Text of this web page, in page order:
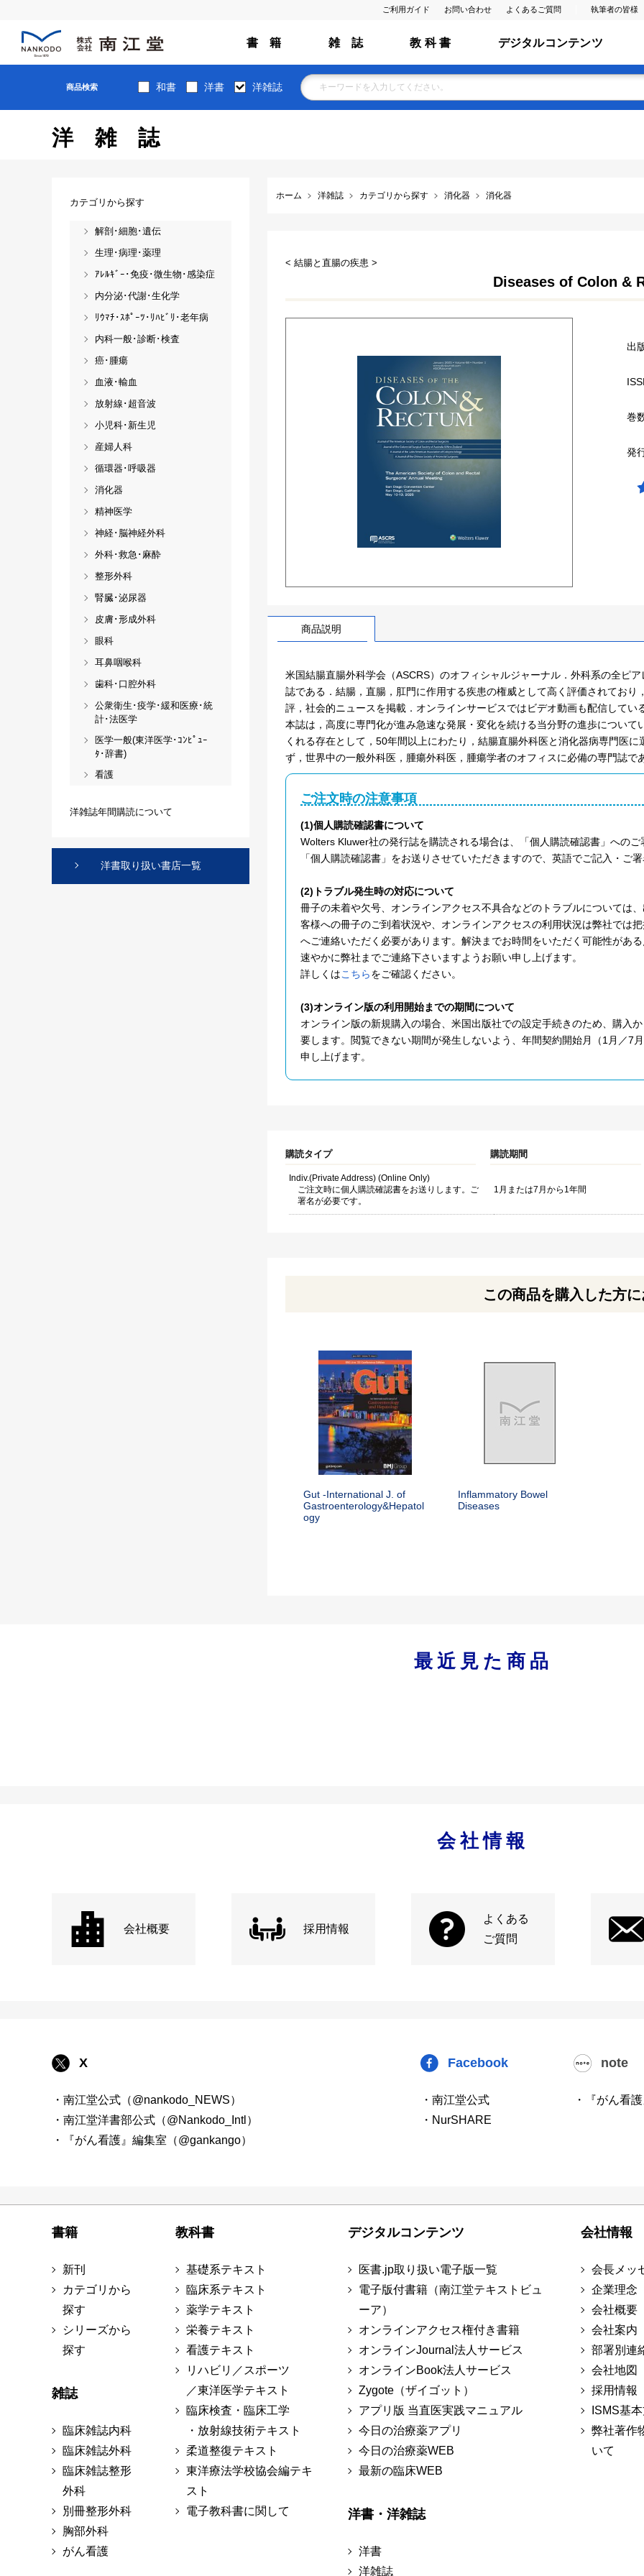
ご利用ガイド お問い合わせ よくあるご質問 執筆者の皆様
書 籍 雑 誌 教 科 書 デジタルコンテンツ
商品検索 和書 洋書 洋雑誌
洋雑誌
ホーム 洋雑誌 カテゴリから探す 消化器 消化器
< 結腸と直腸の疾患 >
Diseases of Colon &
出
巻
発
商品説明
米国結腸直腸外科学会（ASCRS）のオフィシャルジャーナル．外科系の全ピ
誌である．結腸，直腸，肛門に作用する疾患の権威として高く評価されてお
評，社会的ニュースを掲載．オンラインサービスではビデオ動画も配信してい
本誌は，高度に専門化が進み急速な発展・変化を続ける当分野の進歩につい
くれる存在として，50年間以上にわたり，結腸直腸外科医と消化器病専門医
ず，世界中の一般外科医，腫瘍外科医，腫瘍学者のオフィスに必備の専門誌で
ご注文時の注意事項
(1)個人購読確認書について
Wolters Kluwer社の発行誌を購読される場合は、「個人購読確認書」への
「個人購読確認書」をお送りさせていただきますので、英語でご記入・ご
(2)トラブル発生時の対応について
冊子の未着や欠号、オンラインアクセス不具合などのトラブルについては
客様への冊子のご到着状況や、オンラインアクセスの利用状況は弊社では
へご連絡いただく必要があります。解決までお時間をいただく可能性があ
速やかに弊社までご連絡下さいますようお願い申し上げます。
詳しくはこちらをご確認ください。
(3)オンライン版の利用開始までの期間について
オンライン版の新規購入の場合、米国出版社での設定手続きのため、購入
要します。閲覧できない期間が発生しないよう、年間契約開始月（1月／7
申し上げます。
購読タイプ 購読期間
Indiv.(Private Address) (Online Only)
ご注文時に個人購読確認書をお送りします。ご
署名が必要です。
1月または7月から1年間
この商品を購入した方
Gut -International J. of
Gastroenterology&Hepatol
ogy
Inflammatory Bowel
Diseases
カテゴリから探す
解剖･細胞･遺伝
生理･病理･薬理
ｱﾚﾙｷﾞｰ･免疫･微生物･感染症
内分泌･代謝･生化学
ﾘｳﾏﾁ･ｽﾎﾟｰﾂ･ﾘﾊﾋﾞﾘ･老年病
内科一般･診断･検査
癌･腫瘍
血液･輸血
放射線･超音波
小児科･新生児
産婦人科
循環器･呼吸器
消化器
精神医学
神経･脳神経外科
外科･救急･麻酔
整形外科
腎臓･泌尿器
皮膚･形成外科
眼科
耳鼻咽喉科
歯科･口腔外科
公衆衛生･疫学･緩和医療･統
計･法医学
医学一般(東洋医学･ｺﾝﾋﾟｭｰ
ﾀ･辞書)
看護
洋雑誌年間購読について
洋書取り扱い書店一覧
最近見た商品
会社情報
会社概要 採用情報
よくある
ご質問
X
・南江堂公式（@nankodo_NEWS）
・南江堂洋書部公式（@Nankodo_Intl）
・『がん看護』編集室（@gankango）
Facebook
・南江堂公式
・NurSHARE
note
・『がん看
書籍
新刊
カテゴリから
探す
シリーズから
探す
雑誌
臨床雑誌内科
臨床雑誌外科
臨床雑誌整形
外科
別冊整形外科
胸部外科
がん看護
教科書
基礎系テキスト
臨床系テキスト
薬学テキスト
栄養テキスト
看護テキスト
リハビリ／スポーツ
／東洋医学テキスト
臨床検査・臨床工学
・放射線技術テキスト
柔道整復テキスト
東洋療法学校協会編テキ
スト
電子教科書に関して
デジタルコンテンツ
医書.jp取り扱い電子版一覧
電子版付書籍（南江堂テキストビュ
ーア）
オンラインアクセス権付き書籍
オンラインJournal法人サービス
オンラインBook法人サービス
Zygote（ザイゴット）
アプリ版 当直医実践マニュアル
今日の治療薬アプリ
今日の治療薬WEB
最新の臨床WEB
洋書・洋雑誌
洋書
洋雑誌
会社情報
会長メッ
企業理念
会社概要
会社案内
部署別連
会社地図
採用情報
ISMS基
弊社著作
いて